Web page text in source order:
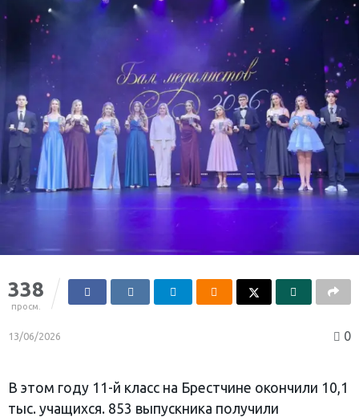
338
просм.
13/06/2026 0
В этом году 11-й класс на Брестчине окончили 10,1
тыс. учащихся. 853 выпускника получили